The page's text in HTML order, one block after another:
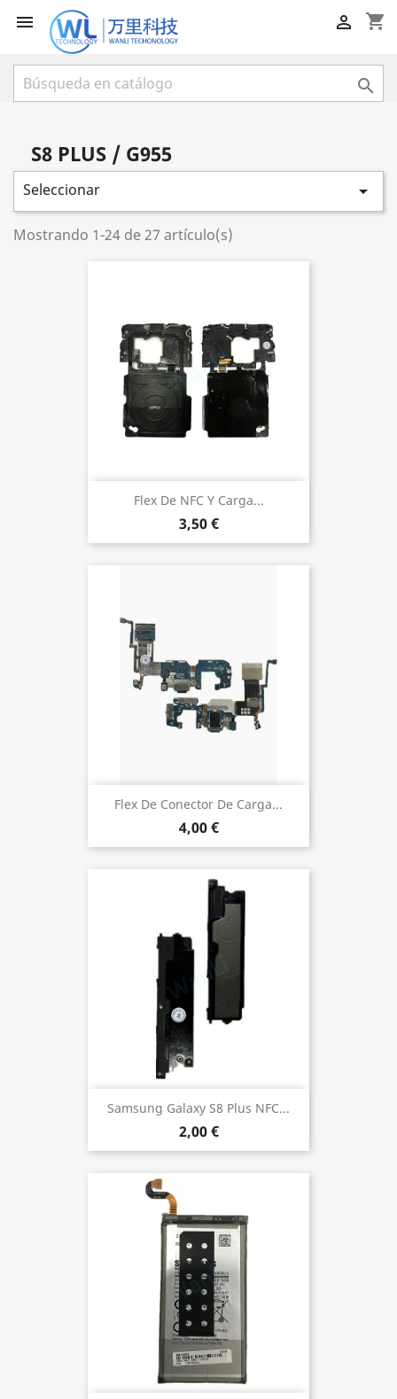
 shopping_cart


S8 PLUS / G955
Seleccionar 
Mostrando 1-24 de 27 artículo(s)
Flex De NFC Y Carga...
3,50 €
Flex De Conector De Carga...
4,00 €
Samsung Galaxy S8 Plus NFC...
2,00 €